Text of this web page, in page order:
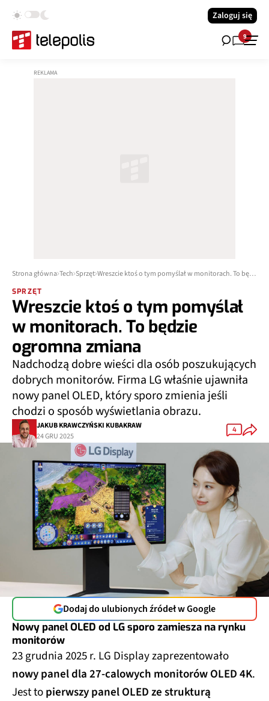
Zaloguj się
9
Strona główna Tech Sprzęt Wreszcie ktoś o tym pomyślał w monitorach. To będzie ogromna zmiana
SPRZĘT
Wreszcie ktoś o tym pomyślał
w monitorach. To będzie
ogromna zmiana
Nadchodzą dobre wieści dla osób poszukujących
dobrych monitorów. Firma LG właśnie ujawniła
nowy panel OLED, który sporo zmienia jeśli
chodzi o sposób wyświetlania obrazu.
JAKUB KRAWCZYŃSKI KUBAKRAW
24 GRU 2025
4
Dodaj do ulubionych źródeł w Google
Nowy panel OLED od LG sporo zamiesza na rynku
monitorów
23 grudnia 2025 r. LG Display zaprezentowało
nowy panel dla 27-calowych monitorów OLED 4K.
Jest topierwszy panel OLED ze strukturą